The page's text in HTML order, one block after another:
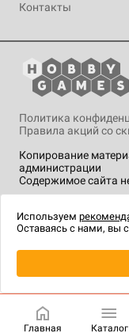
Контакты
Копирование
администрации
Содержимое сайта
Политика
Правила акций со
технологии.
Главная Каталог
Используем
Оставаясь с нами, вы